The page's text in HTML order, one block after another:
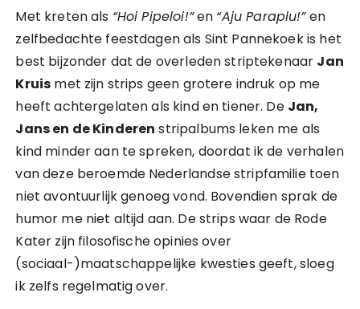
Met kreten als “Hoi Pipeloi!”en “Aju Paraplu!”en
zelfbedachte feestdagen als Sint Pannekoek is het
best bijzonder dat de overleden striptekenaar Jan
Kruis met zijn strips geen grotere indruk op me
heeft achtergelaten als kind en tiener. De Jan,
Jans en de Kinderen stripalbums leken me als
kind minder aan te spreken, doordat ik de verhalen
van deze beroemde Nederlandse stripfamilie toen
niet avontuurlijk genoeg vond. Bovendien sprak de
humor me niet altijd aan. De strips waar de Rode
Kater zijn filosofische opinies over
(sociaal-)maatschappelijke kwesties geeft, sloeg
ik zelfs regelmatig over.